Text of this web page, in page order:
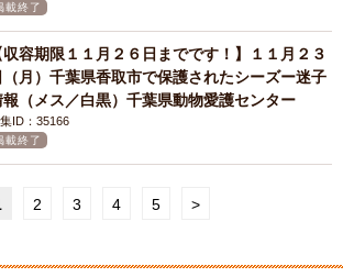
載終了
収容期限１１月２６日までです！】１１月２３
（月）千葉県香取市で保護されたシーズー迷子
報（メス／白黒）千葉県動物愛護センター
ID：35166
載終了
2 3 4 5 >